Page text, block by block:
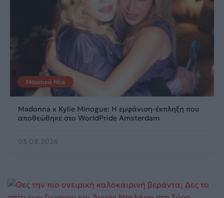
Μουσικά Νέα
Madonna x Kylie Minogue: Η εμφάνιση-έκπληξη που
αποθεώθηκε στο WorldPride Amsterdam
03.08.2026